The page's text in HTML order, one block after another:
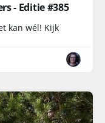
- Editie #385
kan wél! Kijk